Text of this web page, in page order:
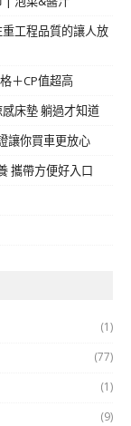
工程品質的讓人放
＋CP值超高
床墊 躺過才知道
讓你買車更放心
攜帶方便好入口
(1)
(77)
(1)
(9)